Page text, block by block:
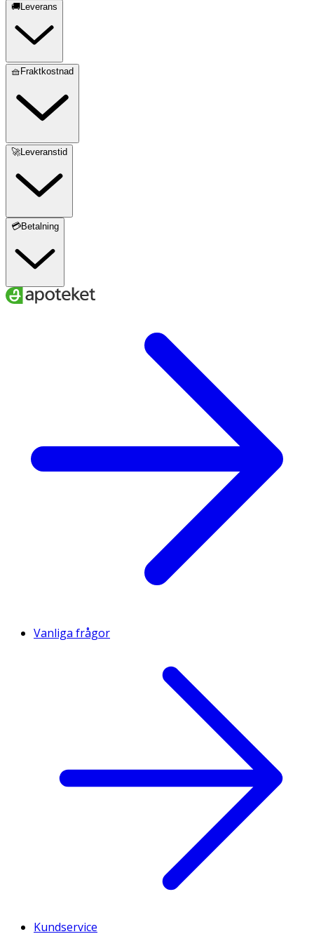
🚚Leverans
🧺Fraktkostnad
🚀Leveranstid
💳Betalning
Vanliga frågor
Kundservice